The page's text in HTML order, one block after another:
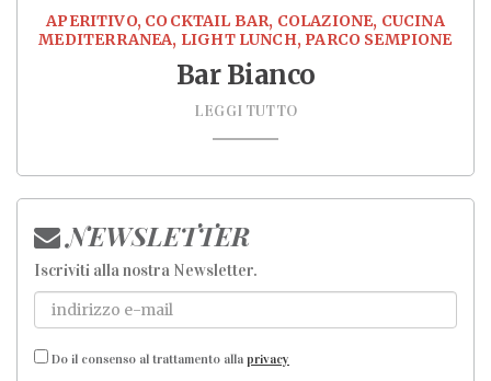
APERITIVO, COCKTAIL BAR, COLAZIONE, CUCINA
MEDITERRANEA, LIGHT LUNCH, PARCO SEMPIONE
Bar Bianco
LEGGI TUTTO
NEWSLETTER
Iscriviti alla nostra Newsletter.
Do il consenso al trattamento alla privacy